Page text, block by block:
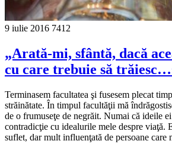
9 iulie 2016 7412
„Arată-mi, sfântă, dacă
cu care trebuie să
Terminasem facultatea şi fusesem plecat
străinătate. În timpul facultăţii mă
de o frumuseţe de negrăit. Numai că ideile
contradicţie cu idealurile mele despre viaţă.
suflet, dar mult influenţată de persoane